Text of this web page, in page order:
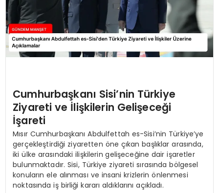
Cumhurbaşkanı Sisi’nin Türkiye
Ziyareti ve İlişkilerin Gelişeceği
İşareti
Mısır Cumhurbaşkanı Abdulfettah es-Sisi’nin Türkiye’ye
gerçekleştirdiği ziyaretten öne çıkan başlıklar arasında,
iki ülke arasındaki ilişkilerin gelişeceğine dair işaretler
bulunmaktadır. Sisi, Türkiye ziyareti sırasında bölgesel
konuların ele alınması ve insani krizlerin önlenmesi
noktasında iş birliği kararı aldıklarını açıkladı.